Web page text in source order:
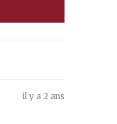
il y a 2 ans